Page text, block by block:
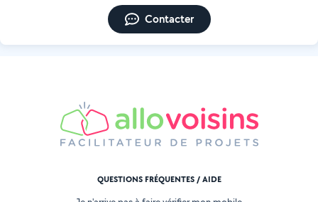
Contacter
QUESTIONS FRÉQUENTES / AIDE